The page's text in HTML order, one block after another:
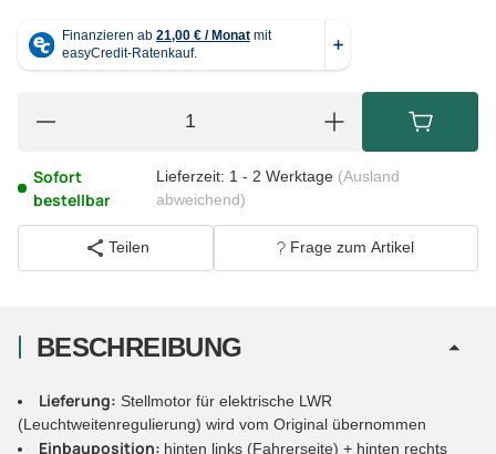
Sofort
bestellbar
Lieferzeit: 1 - 2 Werktage (Ausland
abweichend)
Teilen Frage zum Artikel
BESCHREIBUNG
Lieferung: Stellmotor für elektrische LWR
(Leuchtweitenregulierung) wird vom Original übernommen
Einbauposition: hinten links (Fahrerseite) + hinten rechts